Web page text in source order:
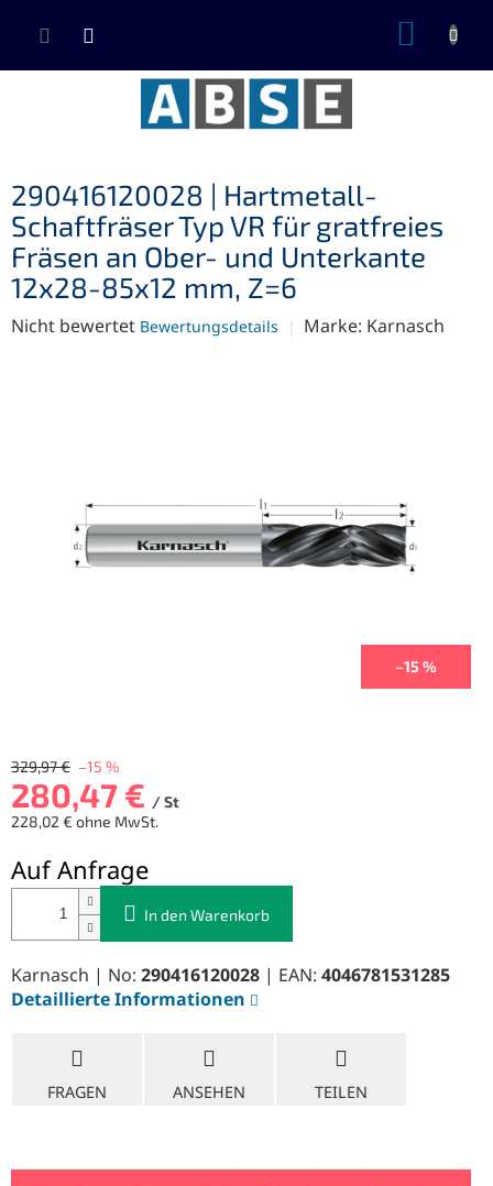
Inhalt
290416120028 | Hartmetall-
Schaftfräser Typ VR für gratfreies
Fräsen an Ober- und Unterkante
12x28-85x12 mm, Z=6
Die
Nicht bewertet Bewertungsdetails Marke: Karnasch
–15 %
329,97 € –15 %
280,47 € / St
228,02 € ohne MwSt.
Auf Anfrage
In den Warenkorb
Karnasch | No: 290416120028 | EAN: 4046781531285
Detaillierte Informationen
FRAGEN ANSEHEN TEILEN